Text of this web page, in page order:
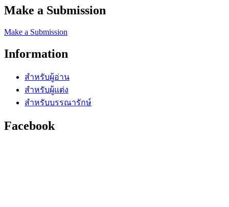
Make a Submission
Make a Submission
Information
สำหรับผู้อ่าน
สำหรับผู้แต่ง
สำหรับบรรณารักษ์
Facebook